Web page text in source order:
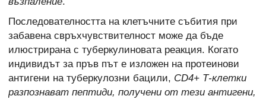
Последователността на клетъчните събития при
забавена свръхчувствителност може да бъде
илюстрирана с туберкулиновата реакция. Когато
индивидът за пръв път е изложен на протеинови
антигени на туберкулозни бацили, CD4+ Т-клетки
разпознават пептиди, получени от тези антигени,